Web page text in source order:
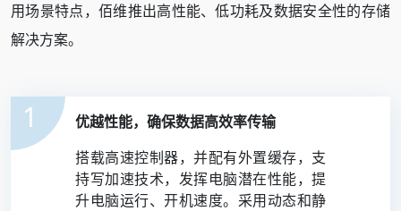
用场景特点，佰维推出高性能、低功耗及数据安全性的存储
解决方案。
1
优越性能，确保数据高效率传输
搭载高速控制器，并配有外置缓存，支
持写加速技术，发挥电脑潜在性能，提
升电脑运行、开机速度。采用动态和静